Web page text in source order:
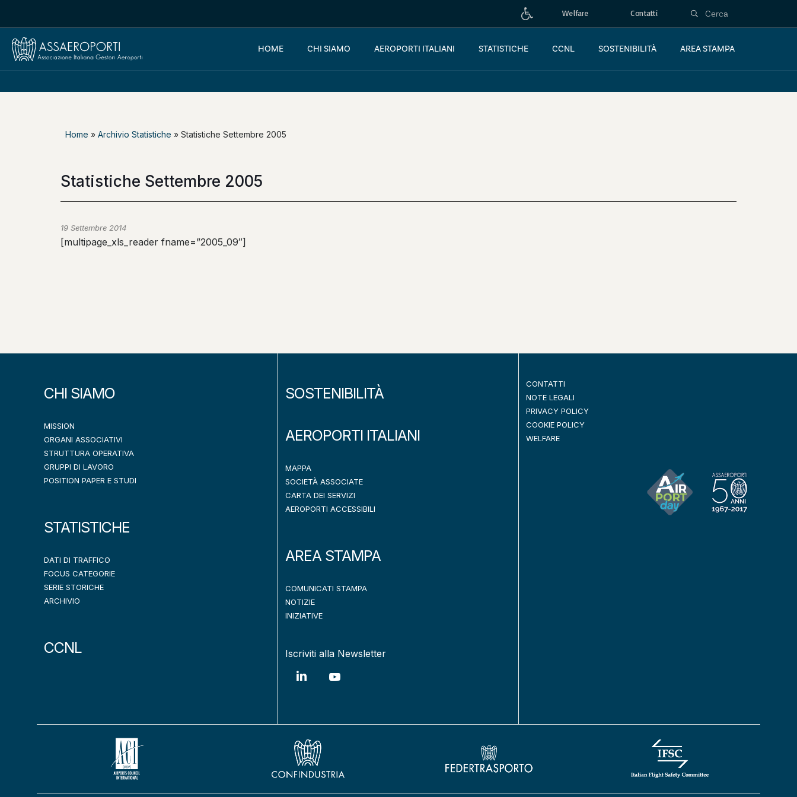
Welfare Contatti
HOME CHI SIAMO AEROPORTI ITALIANI STATISTICHE CCNL SOSTENIBILITÀ AREA STAMPA
Home » Archivio Statistiche » Statistiche Settembre 2005
Statistiche Settembre 2005
19 Settembre 2014
[multipage_xls_reader fname=”2005_09″]
CHI SIAMO
MISSION
ORGANI ASSOCIATIVI
STRUTTURA OPERATIVA
GRUPPI DI LAVORO
POSITION PAPER E STUDI
STATISTICHE
DATI DI TRAFFICO
FOCUS CATEGORIE
SERIE STORICHE
ARCHIVIO
CCNL
SOSTENIBILITÀ
AEROPORTI ITALIANI
MAPPA
SOCIETÀ ASSOCIATE
CARTA DEI SERVIZI
AEROPORTI ACCESSIBILI
AREA STAMPA
COMUNICATI STAMPA
NOTIZIE
INIZIATIVE
Iscriviti alla Newsletter
CONTATTI
NOTE LEGALI
PRIVACY POLICY
COOKIE POLICY
WELFARE